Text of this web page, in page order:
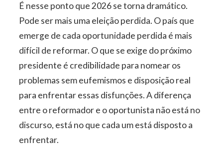
É nesse ponto que 2026 se torna dramático.
Pode ser mais uma eleição perdida. O país que
emerge de cada oportunidade perdida é mais
difícil de reformar. O que se exige do próximo
presidente é credibilidade para nomear os
problemas sem eufemismos e disposição real
para enfrentar essas disfunções. A diferença
entre o reformador e o oportunista não está no
discurso, está no que cada um está disposto a
enfrentar.